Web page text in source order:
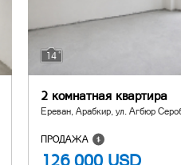
14
2 комнатная квартира
Ереван, Арабкир, ул. Агбюр
ПРОДАЖА
126 000 USD